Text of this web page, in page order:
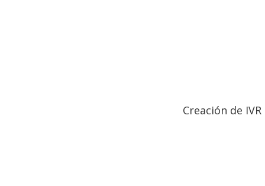
Creación de